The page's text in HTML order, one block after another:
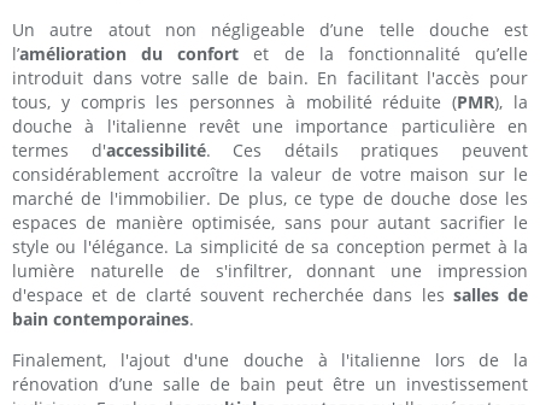
Un autre atout non négligeable d’une telle douche est
l’amélioration du confort et de la fonctionnalité qu’elle
introduit dans votre salle de bain. En facilitant l'accès pour
tous, y compris les personnes à mobilité réduite (PMR), la
douche à l'italienne revêt une importance particulière en
termes d'accessibilité. Ces détails pratiques peuvent
considérablement accroître la valeur de votre maison sur le
marché de l'immobilier. De plus, ce type de douche dose les
espaces de manière optimisée, sans pour autant sacrifier le
style ou l'élégance. La simplicité de sa conception permet à la
lumière naturelle de s'infiltrer, donnant une impression
d'espace et de clarté souvent recherchée dans les salles de
bain contemporaines.
Finalement, l'ajout d'une douche à l'italienne lors de la
rénovation d’une salle de bain peut être un investissement